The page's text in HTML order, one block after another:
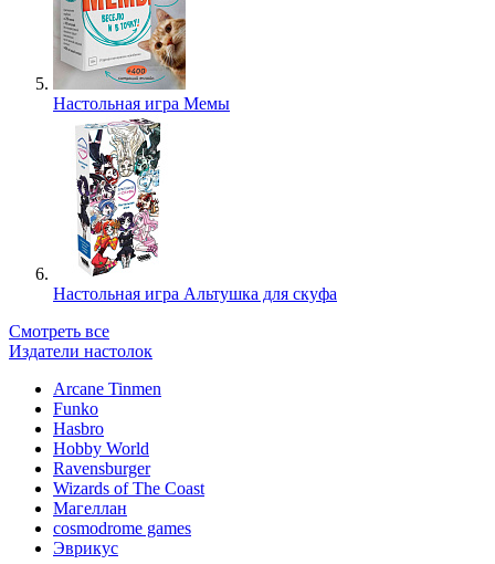
Настольная игра Мемы
Настольная игра Альтушка для скуфа
Смотреть все
Издатели настолок
Arcane Tinmen
Funko
Hasbro
Hobby World
Ravensburger
Wizards of The Coast
Магеллан
сosmodrome games
Эврикус